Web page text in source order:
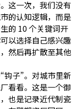
这一次，我们没有
的认知逻辑，而是
的 10 个关键词开
以选择自己感兴趣
然后再扩散至其他
钩子”。对城市里新
看看。这是一个御
也是记录近代制瓷